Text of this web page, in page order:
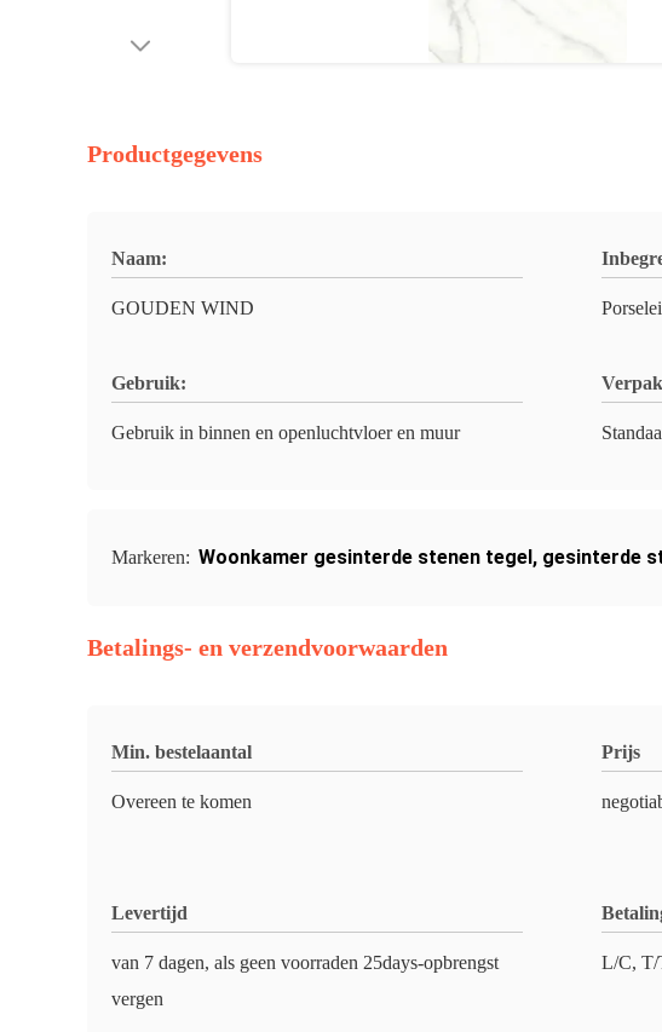
Productgegevens
Naam:
GOUDEN WIND
Gebruik:
Gebruik in binnen en openluchtvloer en muur
Markeren: Woonkamer gesinterde stenen tegel, gesinterde
Betalings- en verzendvoorwaarden
Min. bestelaantal
Overeen te komen
Prijs
Levertijd
van 7 dagen, als geen voorraden 25days-opbrengst
vergen
L/C, T/